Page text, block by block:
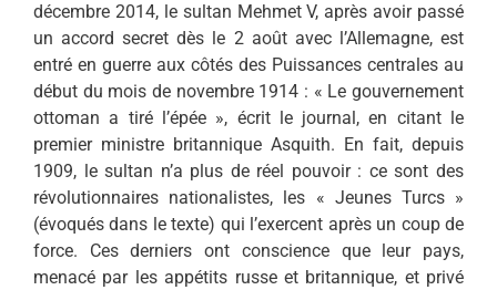
décembre 2014, le sultan Mehmet V, après avoir passé
un accord secret dès le 2 août avec l’Allemagne, est
entré en guerre aux côtés des Puissances centrales au
début du mois de novembre 1914 : « Le gouvernement
ottoman a tiré l’épée », écrit le journal, en citant le
premier ministre britannique Asquith. En fait, depuis
1909, le sultan n’a plus de réel pouvoir : ce sont des
révolutionnaires nationalistes, les « Jeunes Turcs »
(évoqués dans le texte) qui l’exercent après un coup de
force. Ces derniers ont conscience que leur pays,
menacé par les appétits russe et britannique, et privé